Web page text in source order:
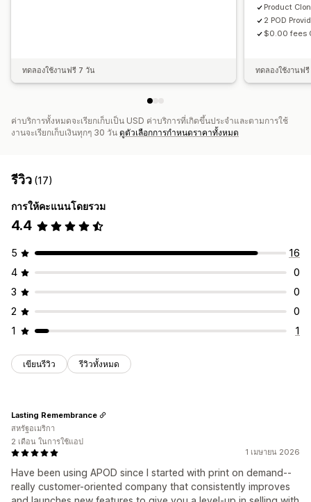
ทดลองใช้งานฟรี 7 วัน
Product
2 POD
$0.00 fees
ทดลองใช้งานฟ
ค่าบริการทั้งหมดจะเรียกเก็บเป็น USD ค่าบริการที่เกิดขึ้นประจำและตามการใช้
งานจะเรียกเก็บเงินทุกๆ 30 วัน ดูตัวเลือกการกำหนดราคาทั้งหมด
รีวิว (17)
การให้คะแนนโดยรวม
4.4
5
16
4
0
3
0
2
0
1
1
เขียนรีวิว รีวิวทั้งหมด
1 เมษายน 2026
Have been using APOD since I started with print on demand--
really customer-oriented company that consistently improves
Lasting Remembrance
สหรัฐอเมริกา
2 เดือน ในการใช้แอป